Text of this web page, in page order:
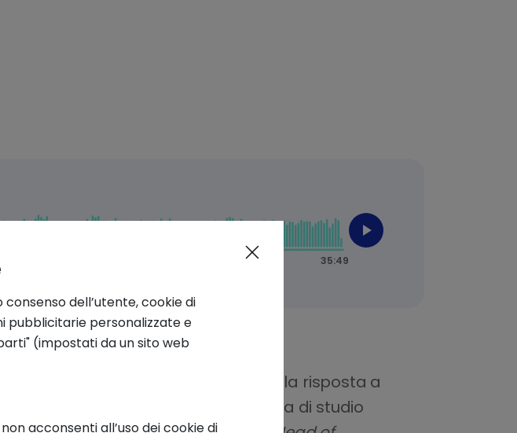
di predirne il funzionamento e la risposta a
visto la nascita di una disciplina di studio
dell’utente, cookie di
pubblicitarie personalizzate e
(impostati da un sito web
acconsenti all’uso dei cookie di